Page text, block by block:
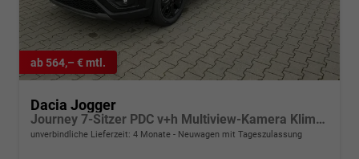
ab 564,– € mtl.
Dacia Jogger
Journey 7-Sitzer PDC v+h Multiview-Kamera Klimaauto. Sitzheizung
unverbindliche Lieferzeit: 4 Monate Neuwagen mit Tageszulassung